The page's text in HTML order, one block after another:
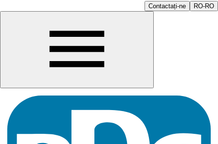
Contactați-ne RO-RO